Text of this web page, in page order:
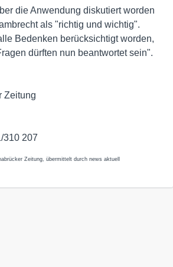
die Anwendung diskutiert worden
als "richtig und wichtig".
Bedenken berücksichtigt worden,
dürften nun beantwortet sein".
Zeitung
310 207
Zeitung, übermittelt durch news aktuell